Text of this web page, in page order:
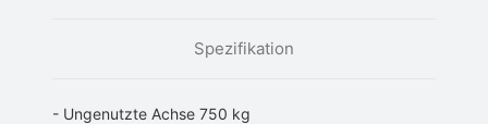
Spezifikation
- Ungenutzte Achse 750 kg